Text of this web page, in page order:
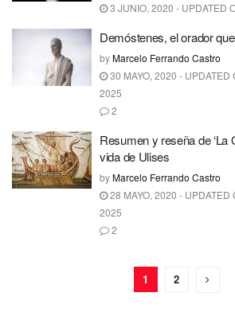
3 JUNIO, 2020 - UPDATED
Demóstenes, el orador
byMarcelo Ferrando Castro
30 MAYO, 2020 - UPDATED
2025
2
Resumen y reseña de ‘La
vida de Ulises
byMarcelo Ferrando Castro
28 MAYO, 2020 - UPDATED
2025
2
1 2